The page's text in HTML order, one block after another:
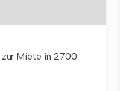
zur Miete in 2700